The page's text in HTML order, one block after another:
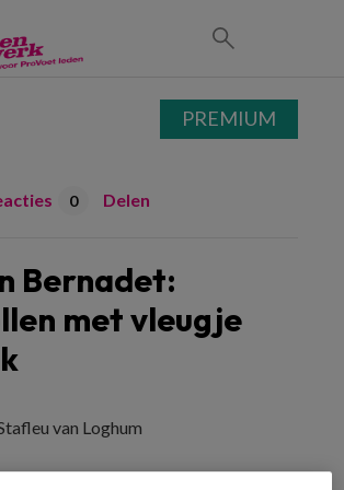
0 Delen
Bernadet:
met vleugje
van Loghum
PREMIUM